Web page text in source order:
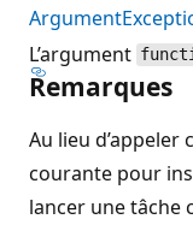
L’argument
Remarques
Au lieu
courante pour
lancer une tâche